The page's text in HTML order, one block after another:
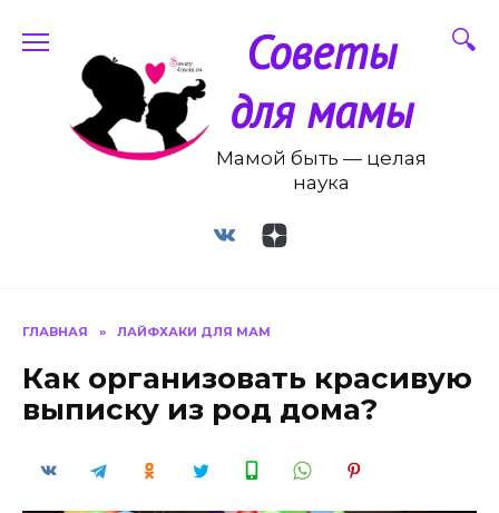
содержанию
Советы
для мамы
Мамой быть — целая
наука
ГЛАВНАЯ » ЛАЙФХАКИ ДЛЯ МАМ
Как организовать красивую
выписку из род дома?